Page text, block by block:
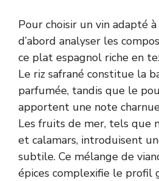
Pour choisir un vin adapté
d’abord analyser les
ce plat espagnol riche en
Le riz safrané constitue la
parfumée, tandis que le
apportent une note
Les fruits de mer, tels que
et calamars, introduisent
subtile. Ce mélange de
épices complexifie le profil